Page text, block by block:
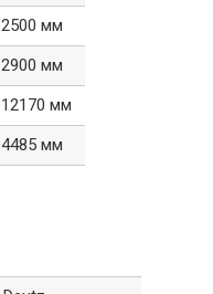
2500 мм
2900 мм
12170 мм
4485 мм